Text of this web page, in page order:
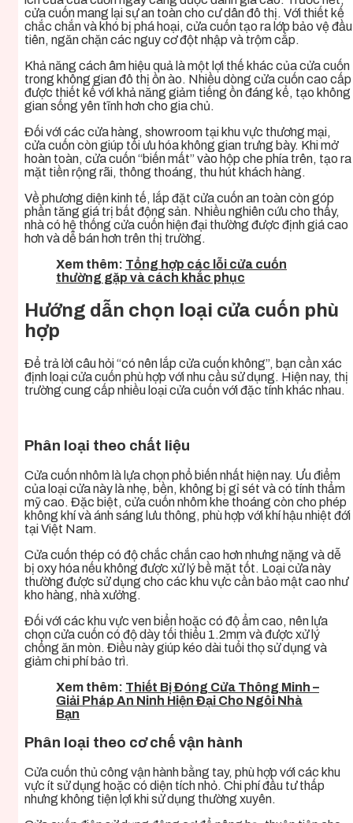
cửa cuốn mang lại sự an toàn cho cư dân đô thị. Với thiết kế
chắc chắn và khó bị phá hoại, cửa cuốn tạo ra lớp bảo vệ đầu
tiên, ngăn chặn các nguy cơ đột nhập và trộm cắp.
Khả năng cách âm hiệu quả là một lợi thế khác của cửa cuốn
trong không gian đô thị ồn ào. Nhiều dòng cửa cuốn cao cấp
được thiết kế với khả năng giảm tiếng ồn đáng kể, tạo không
gian sống yên tĩnh hơn cho gia chủ.
Đối với các cửa hàng, showroom tại khu vực thương mại,
cửa cuốn còn giúp tối ưu hóa không gian trưng bày. Khi mở
hoàn toàn, cửa cuốn “biến mất” vào hộp che phía trên, tạo ra
mặt tiền rộng rãi, thông thoáng, thu hút khách hàng.
Về phương diện kinh tế, lắp đặt cửa cuốn an toàn còn góp
phần tăng giá trị bất động sản. Nhiều nghiên cứu cho thấy,
nhà có hệ thống cửa cuốn hiện đại thường được định giá cao
hơn và dễ bán hơn trên thị trường.
Xem thêm: Tổng hợp các lỗi cửa cuốn
thường gặp và cách khắc phục
Hướng dẫn chọn loại cửa cuốn phù
hợp
Để trả lời câu hỏi “có nên lắp cửa cuốn không”, bạn cần xác
định loại cửa cuốn phù hợp với nhu cầu sử dụng. Hiện nay, thị
trường cung cấp nhiều loại cửa cuốn với đặc tính khác nhau.
Phân loại theo chất liệu
Cửa cuốn nhôm là lựa chọn phổ biến nhất hiện nay. Ưu điểm
của loại cửa này là nhẹ, bền, không bị gỉ sét và có tính thẩm
mỹ cao. Đặc biệt, cửa cuốn nhôm khe thoáng còn cho phép
không khí và ánh sáng lưu thông, phù hợp với khí hậu nhiệt đới
tại Việt Nam.
Cửa cuốn thép có độ chắc chắn cao hơn nhưng nặng và dễ
bị oxy hóa nếu không được xử lý bề mặt tốt. Loại cửa này
thường được sử dụng cho các khu vực cần bảo mật cao như
kho hàng, nhà xưởng.
Đối với các khu vực ven biển hoặc có độ ẩm cao, nên lựa
chọn cửa cuốn có độ dày tối thiểu 1.2mm và được xử lý
chống ăn mòn. Điều này giúp kéo dài tuổi thọ sử dụng và
giảm chi phí bảo trì.
Xem thêm: Thiết Bị Đóng Cửa Thông Minh –
Giải Pháp An Ninh Hiện Đại Cho Ngôi Nhà
Bạn
Phân loại theo cơ chế vận hành
Cửa cuốn thủ công vận hành bằng tay, phù hợp với các khu
vực ít sử dụng hoặc có diện tích nhỏ. Chi phí đầu tư thấp
nhưng không tiện lợi khi sử dụng thường xuyên.